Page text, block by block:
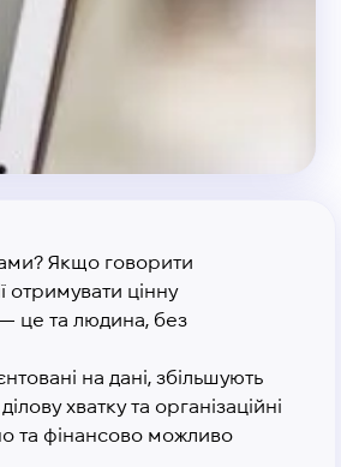
Якщо говорити
отримувати цінну
— це та людина, без
на дані, збільшують
хватку та організаційні
та фінансово можливо